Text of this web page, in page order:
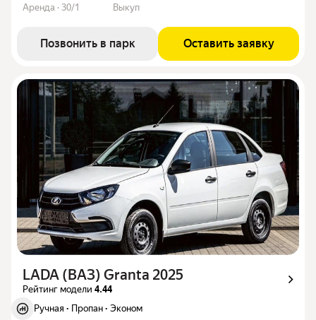
Аренда · 30/1 Выкуп
Позвонить в парк Оставить заявку
LADA (ВАЗ) Granta 2025
Рейтинг модели 4.44
Ручная · Пропан · Эконом